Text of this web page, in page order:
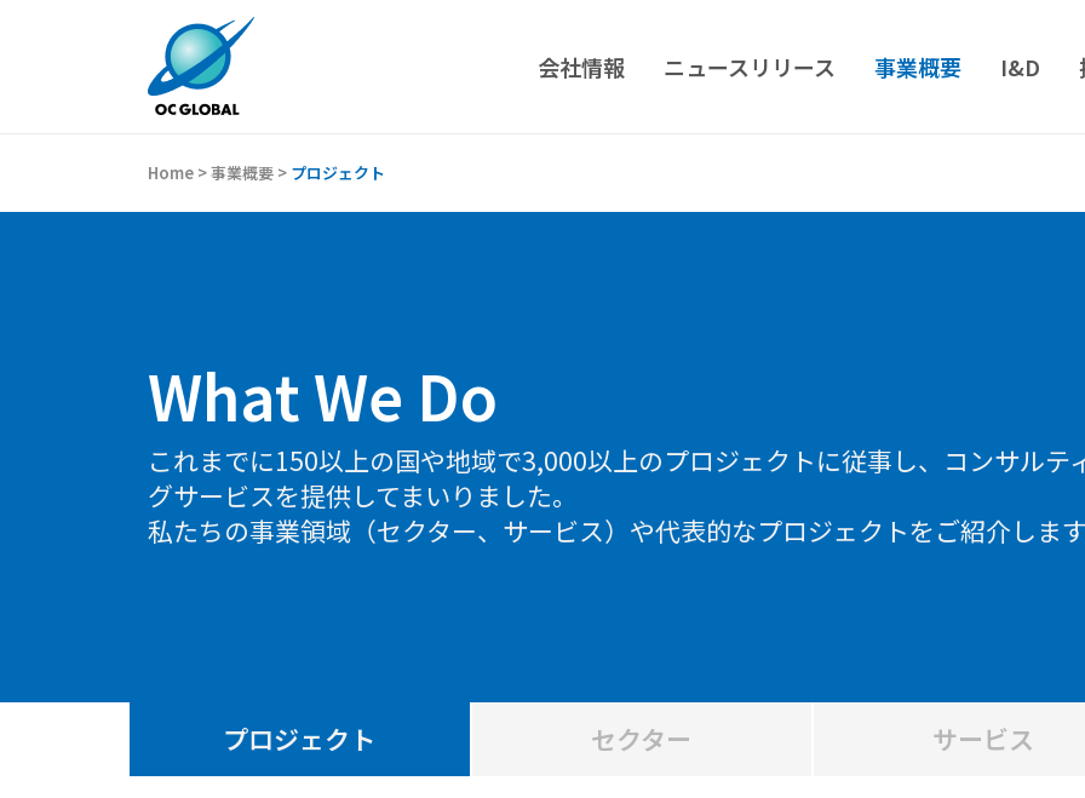
会社情報 ニュースリリース 事業概要 I&D
Home >事業概要 > プロジェクト
What We Do
これまでに150以上の国や地域で3,000以上のプロジェクトに従事し、コンサルテ
グサービスを提供してまいりました。
私たちの事業領域（セクター、サービス）や代表的なプロジェクトをご紹介しま
プロジェクト セクター サービス